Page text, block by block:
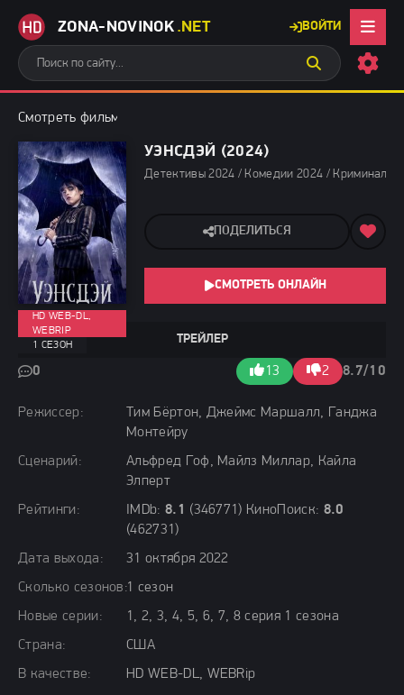
ZONA-NOVINOK .NET ВОЙТИ
Смотреть фильмы бесплатно
УЭНСДЭЙ (2024)
Детективы 2024 / Комедии 2024 /
Режиссер:
Тим Бёртон, Джеймс Маршалл, Ганджа
Монтейру
Сценарий:
Альфред Гоф, Майлз Миллар, Кайла
Элперт
Рейтинги:
IMDb: 8.1 (346771) КиноПоиск: 8.0
(462731)
Дата выхода:
31 октября 2022
Сколько сезонов:1 сезон
Новые серии:
1, 2, 3, 4, 5, 6, 7, 8 серия 1 сезона
Страна:
США
В качестве:
HD WEB-DL, WEBRip
ТРЕЙЛЕР
0 13 2 8.7/10
HD WEB-DL,
WEBRIP
1 СЕЗОН
ПОДЕЛИТЬСЯ
СМОТРЕТЬ ОНЛАЙН